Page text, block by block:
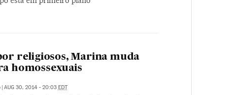
religiosos, Marina muda
homossexuais
| AUG 30, 2014 - 20:03 EDT